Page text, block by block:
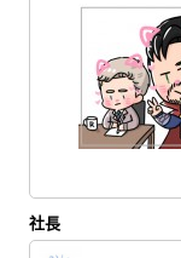
會員中心
註冊會員
登入
社長